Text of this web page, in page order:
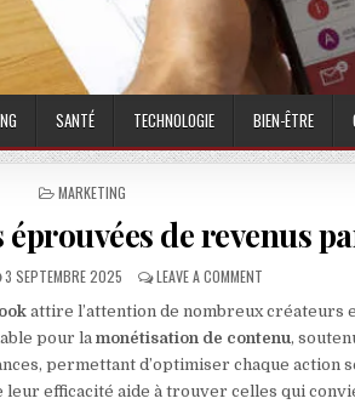
SANTÉ TECHNOLOGIE BIEN-ÊTRE
POSTED IN
MARKETING
de revenus
PUBLISHED DATE:
3 SEPTEMBRE 2025 LEAVE A COMMENT ON ANALYSE
attire l’attention de nombreux créateurs
pour lamonétisation de contenu,
permettant d’optimiser chaque action
efficacité aide à trouver celles qui